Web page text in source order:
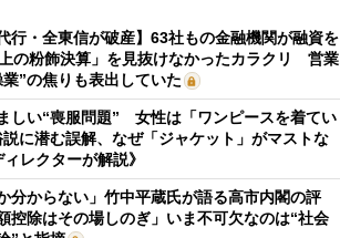
行・全東信が破産】63社もの金融機関が融資を
の粉飾決算」を見抜けなかったカラクリ 営業
”の焦りも表出していた
しい“喪服問題” 女性は「ワンピースを着てい
に潜む誤解、なぜ「ジャケット」がマストな
レクターが解説》
分からない」竹中平蔵氏が語る高市内閣の評
除はその場しのぎ」いま不可欠なのは“社会